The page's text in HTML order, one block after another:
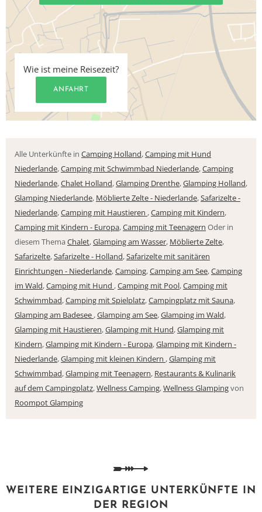
Wie ist meine Reisezeit?
ANFAHRT
Alle Unterkünfte in Camping Holland,Camping mit Hund
Niederlande,Camping mit Schwimmbad Niederlande,Camping
Niederlande,Chalet Holland,Glamping Drenthe,Glamping Holland,
Glamping Niederlande, Möblierte Zelte - Niederlande,Safarizelte -
Niederlande,Camping mit Haustieren ,Camping mit Kindern,
Camping mit Kindern - Europa,Camping mit Teenagern Oder in
diesem ThemaChalet,Glamping am Wasser, Möblierte Zelte,
Safarizelte,Safarizelte - Holland,Safarizelte mit sanitären
Einrichtungen - Niederlande,Camping,Camping am See,Camping
im Wald,Camping mit Hund ,Camping mit Pool,Camping mit
Schwimmbad,Camping mit Spielplatz,Campingplatz mit Sauna,
Glamping am Badesee ,Glamping am See,Glamping im Wald,
Glamping mit Haustieren,Glamping mit Hund,Glamping mit
Kindern,Glamping mit Kindern - Europa,Glamping mit Kindern -
Niederlande,Glamping mit kleinen Kindern ,Glamping mit
Schwimmbad,Glamping mit Teenagern, Restaurants & Kulinarik
auf dem Campingplatz,Wellness Camping,Wellness Glampingvon
Roompot Glamping
WEITERE EINZIGARTIGE UNTERKÜNFTE IN
DER REGION